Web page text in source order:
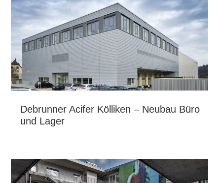
Debrunner Acifer Kölliken – Neubau Büro
und Lager